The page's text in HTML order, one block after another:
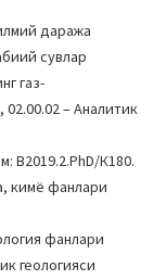
даража
сувлар
газ-
– Аналитик
В2019.2.PhD/К180.
кимё фанлари
фанлари
геологияси